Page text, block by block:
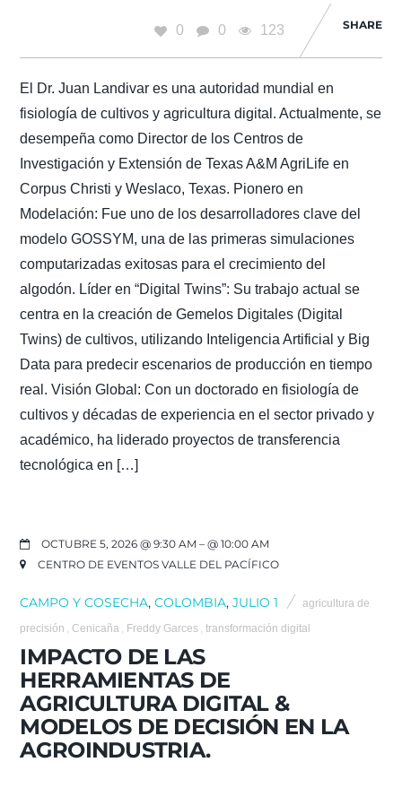
0 0 123 SHARE
El Dr. Juan Landivar es una autoridad mundial en
fisiología de cultivos y agricultura digital. Actualmente, se
desempeña como Director de los Centros de
Investigación y Extensión de Texas A&M AgriLife en
Corpus Christi y Weslaco, Texas. Pionero en
Modelación: Fue uno de los desarrolladores clave del
modelo GOSSYM, una de las primeras simulaciones
computarizadas exitosas para el crecimiento del
algodón. Líder en “Digital Twins”: Su trabajo actual se
centra en la creación de Gemelos Digitales (Digital
Twins) de cultivos, utilizando Inteligencia Artificial y Big
Data para predecir escenarios de producción en tiempo
real. Visión Global: Con un doctorado en fisiología de
cultivos y décadas de experiencia en el sector privado y
académico, ha liderado proyectos de transferencia
tecnológica en […]
OCTUBRE 5, 2026 @ 9:30 AM– @ 10:00 AM
CENTRO DE EVENTOS VALLE DEL PACÍFICO
CAMPO Y COSECHA,COLOMBIA,JULIO 1 agricultura de
precisión ,Cenicaña Freddy Garces ,transformación digital
IMPACTO DE LAS
HERRAMIENTAS DE
AGRICULTURA DIGITAL &
MODELOS DE DECISIÓN EN LA
AGROINDUSTRIA.